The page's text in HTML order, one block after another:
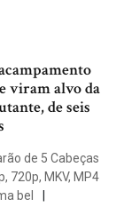
viram alvo da
de seis
de 5 Cabeças
720p, MKV, MP4
bel